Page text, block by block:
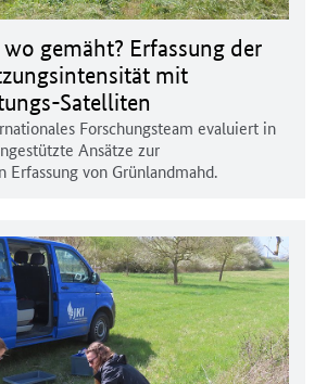
gemäht? Erfassung der
mit
Satelliten
Forschungsteam evaluiert in
Ansätze zur
Erfassung von Grünlandmahd.